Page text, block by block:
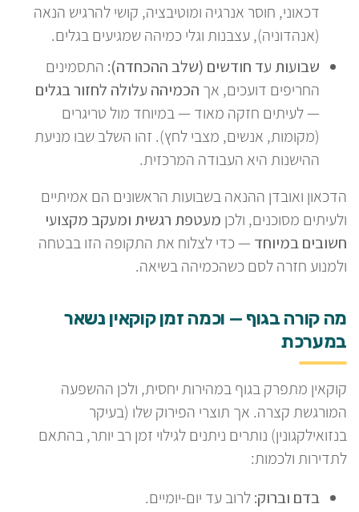
דכאוני, חוסר אנרגיה ומוטיבציה, קושי להרגיש הנאה
(אנהדוניה), עצבנות וגלי כמיהה שמגיעים בגלים.
שבועות עד חודשים (שלב ההכחדה): התסמינים
החריפים דועכים, אך הכמיהה עלולה לחזור בגלים
— לעיתים חזקה מאוד — במיוחד מול טריגרים
(מקומות, אנשים, מצבי לחץ). זהו השלב שבו מניעת
ההישנות היא העבודה המרכזית.
הדכאון ואובדן ההנאה בשבועות הראשונים הם אמיתיים
ולעיתים מסוכנים, ולכן מעטפת רגשית ומעקב מקצועי
חשובים במיוחד— כדי לצלוח את התקופה הזו בבטחה
ולמנוע חזרה לסם כשהכמיהה בשיאה.
מה קורה בגוף — וכמה זמן קוקאין נשאר
במערכת
קוקאין מתפרק בגוף במהירות יחסית, ולכן ההשפעה
המורגשת קצרה. אך תוצרי הפירוק שלו (בעיקר
בנזואילקגונין) נותרים ניתנים לגילוי זמן רב יותר, בהתאם
לתדירות ולכמות:
בדם וברוק:לרוב עד יום-יומיים.